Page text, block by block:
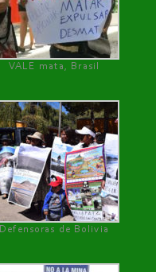
VALE mata, Brasil
Defensoras de Bolivia